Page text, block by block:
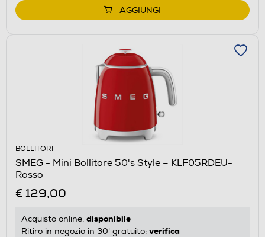
AGGIUNGI
BOLLITORI
SMEG - Mini Bollitore 50's Style – KLF05RDEU-
Rosso
€ 129,00
Acquisto online: disponibile
Ritiro in negozio in 30' gratuito: verifica